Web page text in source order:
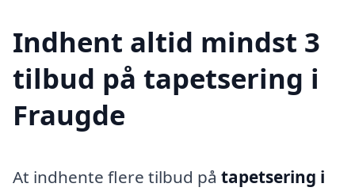
Indhent altid mindst 3
tilbud på tapetsering i
Fraugde
At indhente flere tilbud på tapetsering i